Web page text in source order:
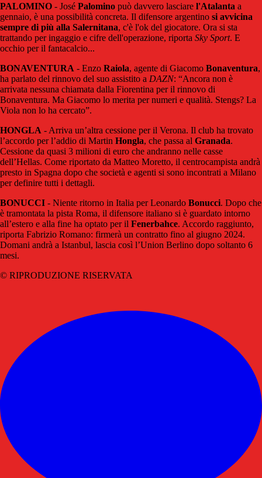
PALOMINO - José Palomino può davvero lasciare l'Atalanta a
gennaio, è una possibilità concreta. Il difensore argentino si avvicina
sempre di più alla Salernitana, c'è l'ok del giocatore. Ora si sta
trattando per ingaggio e cifre dell'operazione, riporta Sky Sport. E
occhio per il fantacalcio...
BONAVENTURA - Enzo Raiola, agente di Giacomo Bonaventura,
ha parlato del rinnovo del suo assistito a DAZN: “Ancora non è
arrivata nessuna chiamata dalla Fiorentina per il rinnovo di
Bonaventura. Ma Giacomo lo merita per numeri e qualità. Stengs? La
Viola non lo ha cercato”.
HONGLA - Arriva un’altra cessione per il Verona. Il club ha trovato
l’accordo per l’addio di Martin Hongla, che passa al Granada.
Cessione da quasi 3 milioni di euro che andranno nelle casse
dell’Hellas. Come riportato da Matteo Moretto, il centrocampista andrà
presto in Spagna dopo che società e agenti si sono incontrati a Milano
per definire tutti i dettagli.
BONUCCI - Niente ritorno in Italia per Leonardo Bonucci. Dopo che
è tramontata la pista Roma, il difensore italiano si è guardato intorno
all’estero e alla fine ha optato per il Fenerbahce. Accordo raggiunto,
riporta Fabrizio Romano: firmerà un contratto fino al giugno 2024.
Domani andrà a Istanbul, lascia così l’Union Berlino dopo soltanto 6
mesi.
© RIPRODUZIONE RISERVATA